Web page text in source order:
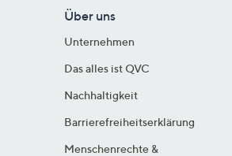
Über uns
Unternehmen
Das alles ist QVC
Nachhaltigkeit
Barrierefreiheitserklärung
Menschenrechte &